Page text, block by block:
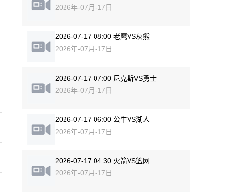
2026年-07月-17日
2026-07-17 08:00 老鹰VS灰熊
2026年-07月-17日
2026-07-17 07:00 尼克斯VS勇士
2026年-07月-17日
2026-07-17 06:00 公牛VS湖人
2026年-07月-17日
2026-07-17 04:30 火箭VS篮网
2026年-07月-17日